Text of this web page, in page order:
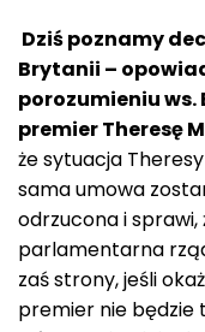
Dziś poznamy
Brytanii –
porozumieniu
premier Theresę
że sytuacja
sama umowa
odrzucona i
parlamentarna
zaś strony, jeśli
premier nie będzie